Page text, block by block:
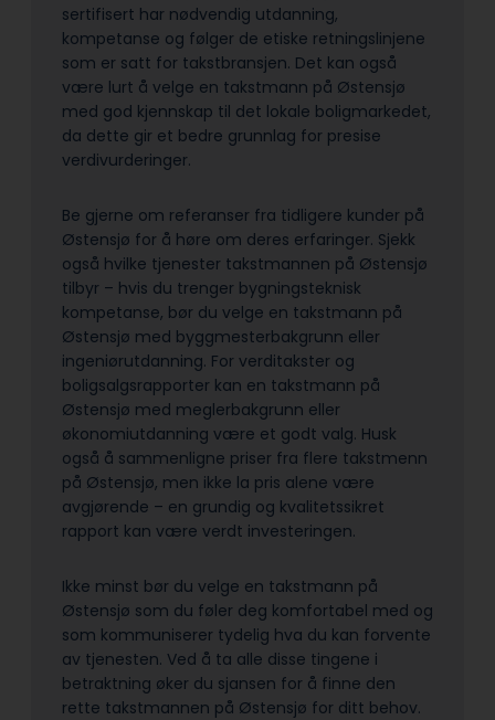
sertifisert har nødvendig utdanning,
kompetanse og følger de etiske retningslinjene
som er satt for takstbransjen. Det kan også
være lurt å velge en takstmann på Østensjø
med god kjennskap til det lokale boligmarkedet,
da dette gir et bedre grunnlag for presise
verdivurderinger.
Be gjerne om referanser fra tidligere kunder på
Østensjø for å høre om deres erfaringer. Sjekk
også hvilke tjenester takstmannen på Østensjø
tilbyr – hvis du trenger bygningsteknisk
kompetanse, bør du velge en takstmann på
Østensjø med byggmesterbakgrunn eller
ingeniørutdanning. For verditakster og
boligsalgsrapporter kan en takstmann på
Østensjø med meglerbakgrunn eller
økonomiutdanning være et godt valg. Husk
også å sammenligne priser fra flere takstmenn
på Østensjø, men ikke la pris alene være
avgjørende – en grundig og kvalitetssikret
rapport kan være verdt investeringen.
Ikke minst bør du velge en takstmann på
Østensjø som du føler deg komfortabel med og
som kommuniserer tydelig hva du kan forvente
av tjenesten. Ved å ta alle disse tingene i
betraktning øker du sjansen for å finne den
rette takstmannen på Østensjø for ditt behov.